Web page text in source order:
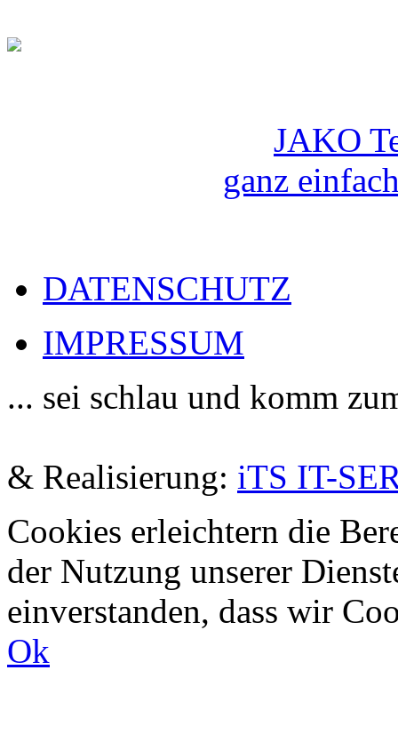
JAKO
ganz
DATENSCHUTZ
IMPRESSUM
... sei schlau und komm
& Realisierung: iTS IT-
Cookies erleichtern die
der Nutzung unserer
einverstanden, dass wir
Ok